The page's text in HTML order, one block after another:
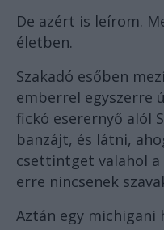
De azért is leírom.
életben.
Szakadó esőben
emberrel egyszerre
fickó eserernyő alól
banzájt, és látni,
csettintget valahol a
erre nincsenek
Aztán egy michigani